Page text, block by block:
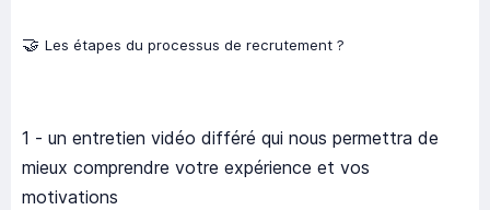
🤝 Les étapes du processus de recrutement ?
1 - un entretien vidéo différé qui nous permettra de
mieux comprendre votre expérience et vos
motivations